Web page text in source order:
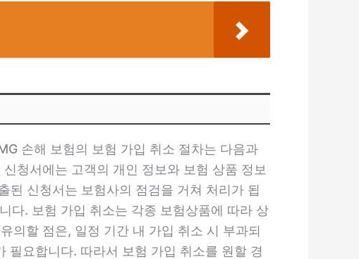
손해 보험의 보험 가입 취소 절차는 다음과
청서에는 고객의 개인 정보와 보험 상품 정보
된 신청서는 보험사의 점검을 거쳐 처리가 됩
다. 보험 가입 취소는 각종 보험상품에 따라 상
의할 점은, 일정 기간 내 가입 취소 시 부과되
필요합니다. 따라서 보험 가입 취소를 원할 경